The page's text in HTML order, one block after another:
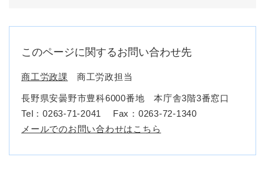
このページに関するお問い合わせ先
商工労政課 商工労政担当
長野県安曇野市豊科6000番地 本庁舎3階3番窓口
Tel：0263-71-2041
Fax：0263-72-1340
メールでのお問い合わせはこちら